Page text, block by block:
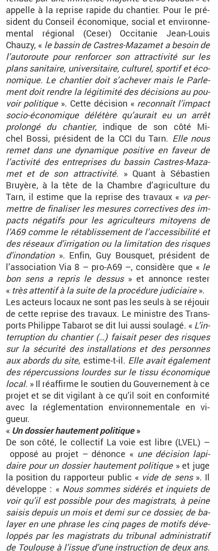
ap­pelle à la re­prise ra­pide du chan­tier. Pour le pré­
sident du Conseil éco­no­mique, so­cial et en­vi­ron­ne­
men­tal ré­gio­nal (Ceser) Oc­ci­ta­nie Jean-Louis
Chauzy, « le bas­sin de Castres-Ma­za­met a be­soin de
l’au­to­route pour ren­for­cer son at­trac­ti­vité sur les
plans sa­ni­taire, uni­ver­si­taire, cultu­rel, spor­tif et éco­
no­mique. Le chan­tier doit s’ache­ver mais le Par­le­
ment doit rendre la lé­gi­ti­mité des dé­ci­sions au pou­
voir po­li­tique ». Cette dé­ci­sion « re­con­naîtl’im­pact
so­cio-éco­no­mique dé­lé­tère qu’au­rait eu un arrêt
pro­longé du chan­tier, in­dique de son côté Mi­
chel Bossi, pré­sident de la CCI du Tarn. Elle nous
remet dans une dy­na­mique po­si­tive en fa­veur de
l’ac­ti­vité des en­tre­prises du bas­sin Castres-Ma­za­
met et de son at­trac­ti­vité. » Quant à Sé­bas­tien
Bruyère, à la tête de la Chambre d’agri­cul­ture du
Tarn, il es­time que la re­prise des tra­vaux « va per­
mettre de fi­na­li­ser les me­sures cor­rec­tives des im­
pacts né­ga­tifs pour les agri­cul­teurs mi­toyens de
l’A69 comme le ré­ta­blis­se­ment de l’ac­ces­si­bi­lité et
des ré­seaux d’ir­ri­ga­tion ou la li­mi­ta­tion des risques
d’inon­da­tion ». Enfin, Guy Bous­quet, pré­sident de
l’as­so­cia­tion Via 8 – pro-A69 –, consi­dère que « le
bon sens a re­pris le des­sus » et an­nonce res­ter
« très at­ten­tif à la suite de la pro­cé­dure ju­di­ciaire ».
Les ac­teurs lo­caux ne sont pas les seuls à se ré­jouir
de cette re­prise des tra­vaux. Le mi­nistre des Trans­
ports Phi­lippe Ta­ba­rot se dit lui aussi sou­lagé. « L’in­
ter­rup­tion du chan­tier (…) fai­sait peser des risques
sur la sé­cu­rité des ins­tal­la­tions et des per­sonnes
aux abords du site, es­time-t-il. Elle avait éga­le­ment
des ré­per­cus­sions lourdes sur le tissu éco­no­mique
local. » Il ré­af­firme le sou­tien du Gou­ver­ne­ment à ce
pro­jet et se dit vi­gi­lant à ce qu’il soit en confor­mité
avec la ré­gle­men­ta­tion en­vi­ron­ne­men­tale en vi­
gueur.
« Un dos­sier hau­te­ment po­li­tique »
De son côté, le col­lec­tif La voie est libre (LVEL) –
op­posé au pro­jet – dé­nonce « une dé­ci­sion la­pi­
daire pour un dos­sier hau­te­ment po­li­tique » et juge
la po­si­tion du rap­por­teur pu­blic « vide de sens ». Il
dé­ve­loppe : « Nous sommes si­dé­rés et in­quiets de
voir qu’il est pos­sible pour des ma­gis­trats, à peine
sai­sis de­puis un mois et demi sur ce dos­sier, de ba­
layer en une phrase les cinq pages de mo­tifs dé­ve­
lop­pés par les ma­gis­trats du tri­bu­nal ad­mi­nis­tra­tif
de Tou­louse à l’is­sue d’une ins­truc­tion de deux ans.